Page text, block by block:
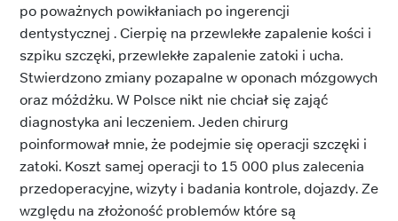
po poważnych powikłaniach po ingerencji
dentystycznej . Cierpię na przewlekłe zapalenie kości i
szpiku szczęki, przewlekłe zapalenie zatoki i ucha.
Stwierdzono zmiany pozapalne w oponach mózgowych
oraz móżdżku. W Polsce nikt nie chciał się zająć
diagnostyka ani leczeniem. Jeden chirurg
poinformował mnie, że podejmie się operacji szczęki i
zatoki. Koszt samej operacji to 15 000 plus zalecenia
przedoperacyjne, wizyty i badania kontrole, dojazdy. Ze
względu na złożoność problemów które są